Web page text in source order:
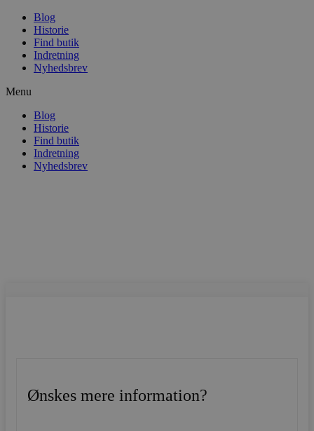
Blog
Historie
Find butik
Indretning
Nyhedsbrev
Menu
Blog
Historie
Find butik
Indretning
Nyhedsbrev
Ønskes mere information?